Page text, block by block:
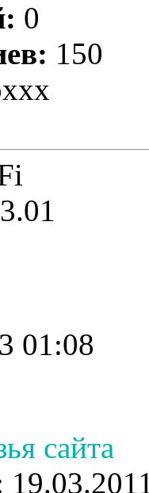
0
150
3.01
01:08
сайта